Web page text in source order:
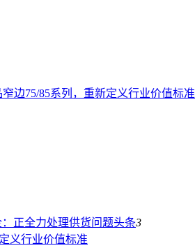
边75/85系列，重新定义行业价值标准
正全力处理供货问题头条3
义行业价值标准